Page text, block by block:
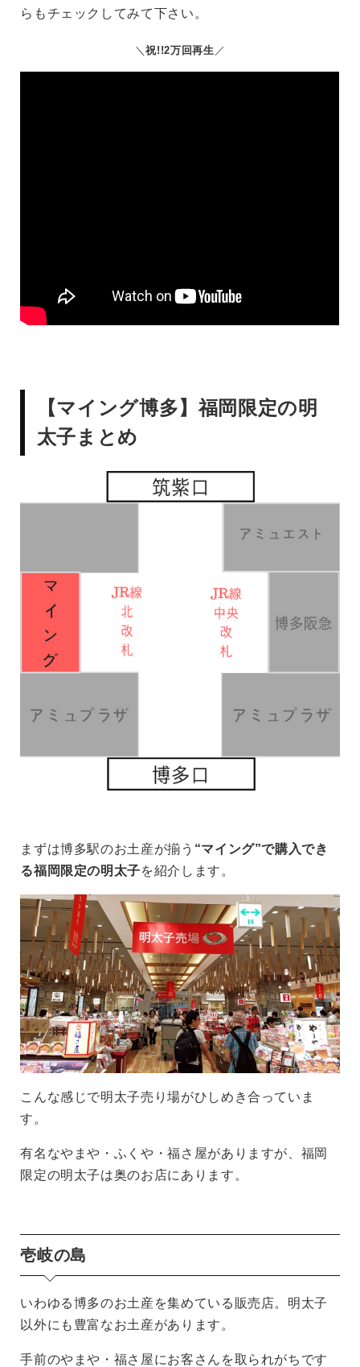
らもチェックしてみて下さい。
祝!!2万回再生
【マイング博多】福岡限定の明
太子まとめ
まずは博多駅のお土産が揃う “マイング”で購入でき
る福岡限定の明太子を紹介します。
こんな感じで明太子売り場がひしめき合っていま
す。
有名なやまや・ふくや・福さ屋がありますが、福岡
限定の明太子は奥のお店にあります。
壱岐の島
いわゆる博多のお土産を集めている販売店。明太子
以外にも豊富なお土産があります。
手前のやまや・福さ屋にお客さんを取られがちです